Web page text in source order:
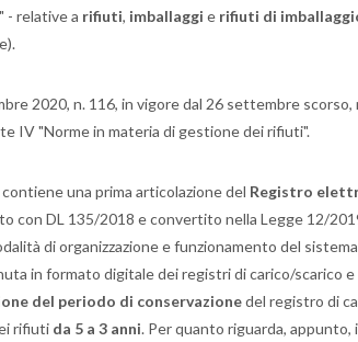
- relative a rifiuti, imballaggi e rifiuti di
2020, n. 116, in vigore dal 26 settembre
IV "Norme in materia di gestione dei rifiuti".
una prima articolazione del Registro
con DL 135/2018 e convertito nella Legge 12/
di organizzazione e funzionamento del
in formato digitale dei registri di carico/scarico
del periodo di conservazionedel registro di
rifiuti da 5 a 3 anni. Per quanto riguarda, appunto,